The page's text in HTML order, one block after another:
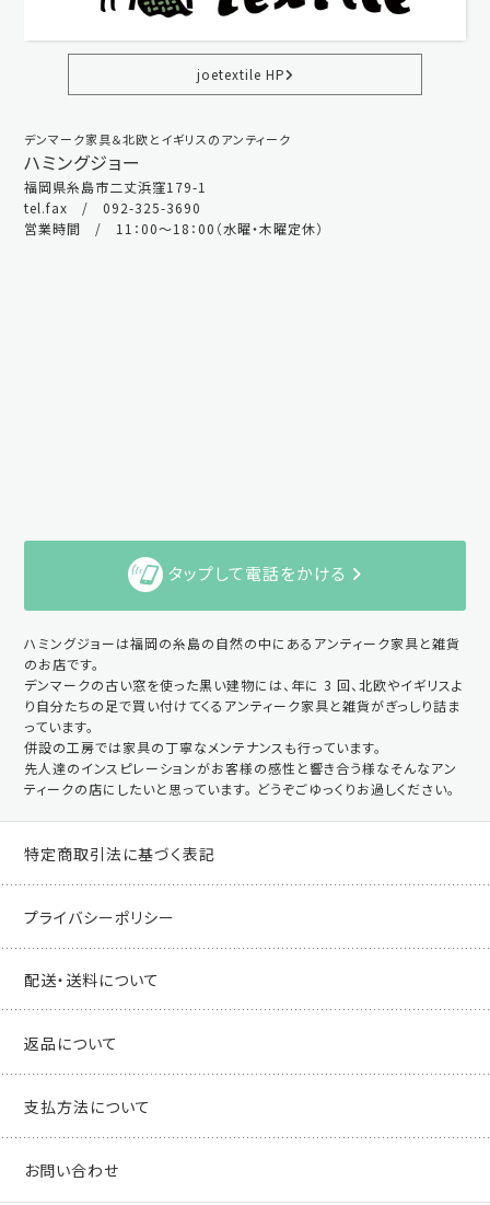
joetextile HP
デンマーク家具＆北欧とイギリスのアンティーク
ハミングジョー
福岡県糸島市二丈浜窪179-1
tel.fax / 092-325-3690
営業時間 / 11：00～18：00（水曜・木曜定休）
タップして電話をかける
ハミングジョーは福岡の糸島の自然の中にあるアンティーク家具と雑貨
のお店です。
デンマークの古い窓を使った黒い建物には、年に 3 回、北欧やイギリスよ
り自分たちの足で買い付けてくるアンティーク家具と雑貨がぎっしり詰ま
っています。
併設の工房では家具の丁寧なメンテナンスも行っています。
先人達のインスピレーションがお客様の感性と響き合う様なそんなアン
ティークの店にしたいと思っています。 どうぞごゆっくりお過しください。
特定商取引法に基づく表記
プライバシーポリシー
配送・送料について
返品について
支払方法について
お問い合わせ